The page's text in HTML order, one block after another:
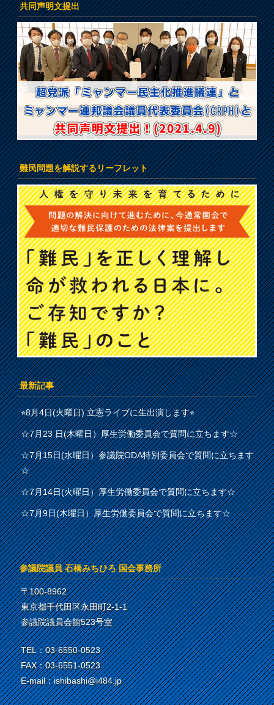
共同声明文提出
難民問題を解説するリーフレット
最新記事
⭐︎8月4日(火曜日) 立憲ライブに生出演します⭐︎
☆7月23 日(木曜日）厚生労働委員会で質問に立ちます☆
☆7月15日(水曜日）参議院ODA特別委員会で質問に立ちます
☆
☆7月14日(火曜日）厚生労働委員会で質問に立ちます☆
☆7月9日(木曜日）厚生労働委員会で質問に立ちます☆
参議院議員 石橋みちひろ 国会事務所
〒100-8962
東京都千代田区永田町2-1-1
参議院議員会館523号室
TEL：03-6550-0523
FAX：03-6551-0523
E-mail：ishibashi@i484.jp